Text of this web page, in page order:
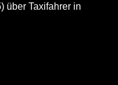
über Taxifahrer in